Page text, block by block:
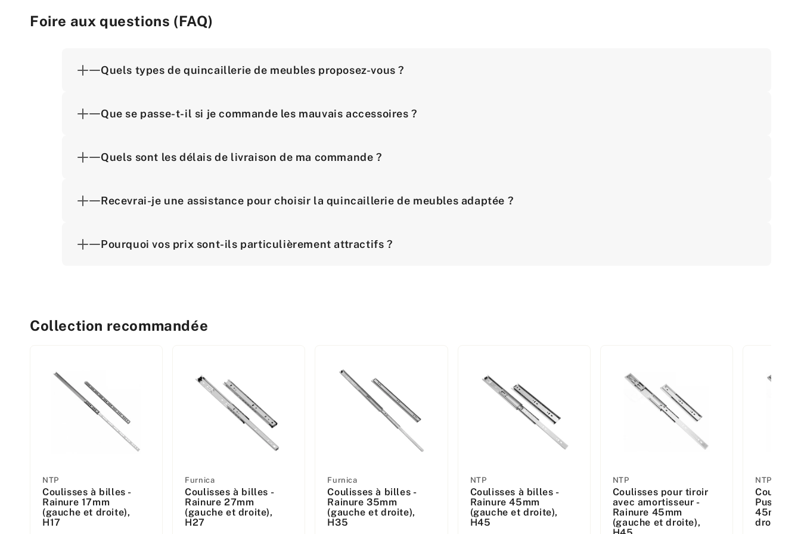
Foire aux questions (FAQ)
Quels types de quincaillerie de meubles proposez-vous ?
Que se passe-t-il si je commande les mauvais accessoires ?
Quels sont les délais de livraison de ma commande ?
Recevrai-je une assistance pour choisir la quincaillerie de meubles adaptée ?
Pourquoi vos prix sont-ils particulièrement attractifs ?
Collection recommandée
Fabricant
:
NTP
Coulisses à billes -
Rainure 17mm
(gauche et droite),
H17
Fabricant
:
Furnica
Coulisses à billes -
Rainure 27mm
(gauche et droite),
H27
Fabricant
:
Furnica
Coulisses à billes -
Rainure 35mm
(gauche et droite),
H35
Fabricant
:
NTP
Coulisses à billes -
Rainure 45mm
(gauche et droite),
H45
Fabricant
:
NTP
Coulisses pour tiroir
avec amortisseur -
Rainure 45mm
(gauche et droite),
Fabricant
:
NTP
Push to
45mm
droite),